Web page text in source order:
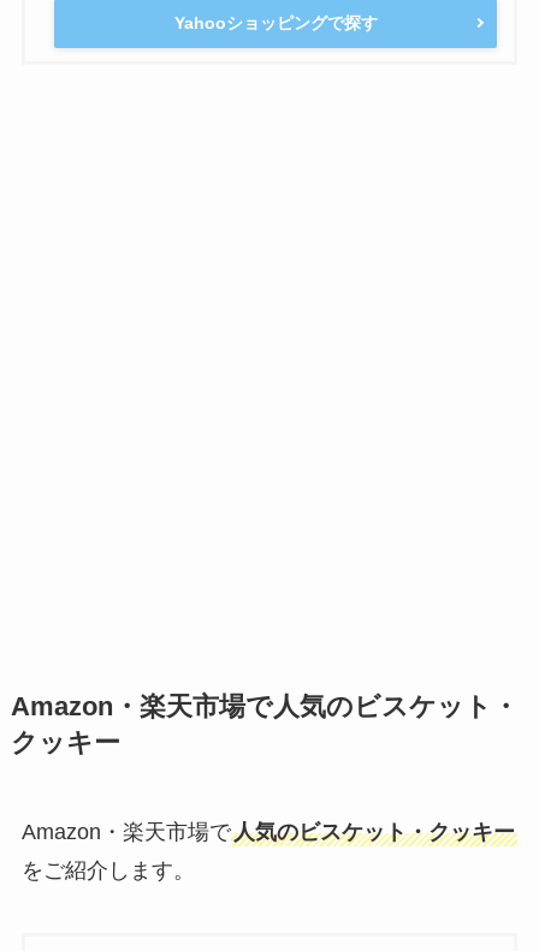
Yahooショッピングで探す
Amazon・楽天市場で人気のビスケット・
クッキー
Amazon・楽天市場で人気のビスケット・クッキー
をご紹介します。